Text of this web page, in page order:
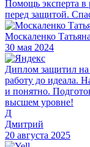
Помощь эксперта в
перед защитой.
Москаленко Татьяна
30 мая 2024
Диплом защитил
работу до идеала.
и понятно.
высшем уровне!
Д
Дмитрий
20 августа 2025